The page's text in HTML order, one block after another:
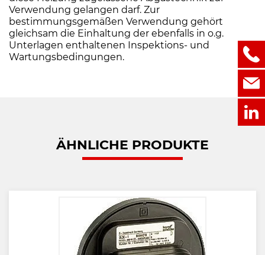
Verwendung gelangen darf. Zur
bestimmungsgemäßen Verwendung gehört
gleichsam die Einhaltung der ebenfalls in o.g.
Unterlagen enthaltenen Inspektions- und
Wartungsbedingungen.
ÄHNLICHE PRODUKTE